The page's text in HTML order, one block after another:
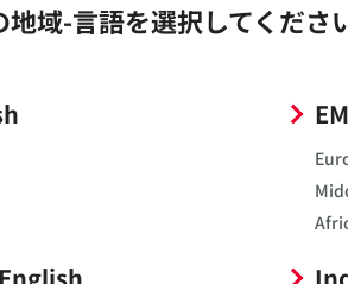
域-言語を選択してくださ